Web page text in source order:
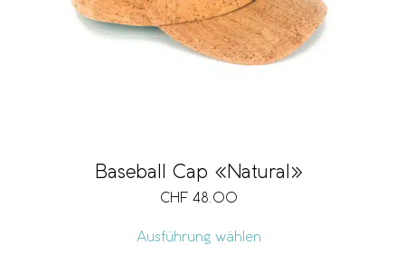
Baseball Cap «Natural»
CHF 48.00
Ausführung wählen